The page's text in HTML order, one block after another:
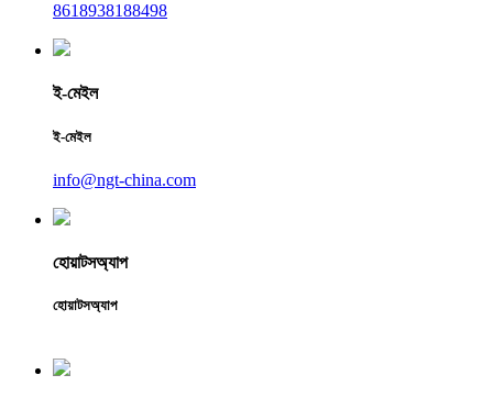
8618938188498
ই-মেইল
ই-মেইল
info@ngt-china.com
হোয়াটসঅ্যাপ
হোয়াটসঅ্যাপ